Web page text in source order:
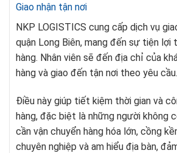
Giao nhận tận nơi
NKP LOGISTICS cung cấp dịch vụ
quận Long Biên, mang đến sự tiện lợi
hàng. Nhân viên sẽ đến địa chỉ của
hàng và giao đến tận nơi theo yêu cầu.
Điều này giúp tiết kiệm thời gian và
hàng, đặc biệt là những người không
cần vận chuyển hàng hóa lớn, cồng
chuyên nghiệp và am hiểu địa bàn,